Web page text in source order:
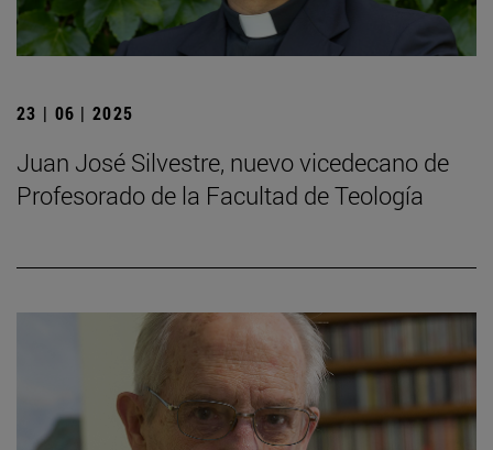
23 | 06 | 2025
Juan José Silvestre, nuevo vicedecano de
Profesorado de la Facultad de Teología